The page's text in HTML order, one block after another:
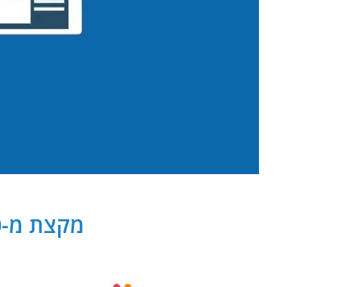
מקצת מ-300 שותפנו העסקיים של PB Digital בישראל ובעולם: